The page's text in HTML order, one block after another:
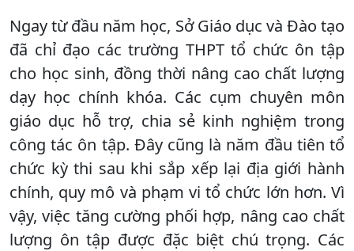
Ngay từ đầu năm học, Sở Giáo dục và Đào tạo
đã chỉ đạo các trường THPT tổ chức ôn tập
cho học sinh, đồng thời nâng cao chất lượng
dạy học chính khóa. Các cụm chuyên môn
giáo dục hỗ trợ, chia sẻ kinh nghiệm trong
công tác ôn tập. Đây cũng là năm đầu tiên tổ
chức kỳ thi sau khi sắp xếp lại địa giới hành
chính, quy mô và phạm vi tổ chức lớn hơn. Vì
vậy, việc tăng cường phối hợp, nâng cao chất
lượng ôn tập được đặc biệt chú trọng. Các